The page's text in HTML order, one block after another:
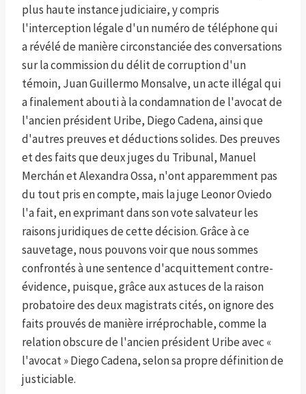
plus haute instance judiciaire, y compris
l'interception légale d'un numéro de téléphone qui
a révélé de manière circonstanciée des conversations
sur la commission du délit de corruption d'un
témoin, Juan Guillermo Monsalve, un acte illégal qui
a finalement abouti à la condamnation de l'avocat de
l'ancien président Uribe, Diego Cadena, ainsi que
d'autres preuves et déductions solides. Des preuves
et des faits que deux juges du Tribunal, Manuel
Merchán et Alexandra Ossa, n'ont apparemment pas
du tout pris en compte, mais la juge Leonor Oviedo
l'a fait, en exprimant dans son vote salvateur les
raisons juridiques de cette décision. Grâce à ce
sauvetage, nous pouvons voir que nous sommes
confrontés à une sentence d'acquittement contre-
évidence, puisque, grâce aux astuces de la raison
probatoire des deux magistrats cités, on ignore des
faits prouvés de manière irréprochable, comme la
relation obscure de l'ancien président Uribe avec «
l'avocat » Diego Cadena, selon sa propre définition de
justiciable.